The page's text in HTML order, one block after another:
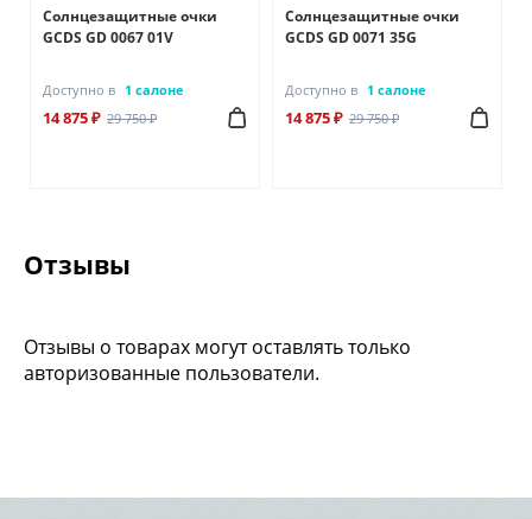
Солнцезащитные очки
GCDS GD 0067 01V
Доступно в 1 салоне
14 875 ₽ 29 750 ₽
Солнцезащитные очки
GCDS GD 0071 35G
Доступно в 1 салоне
14 875 ₽ 29 750 ₽
Отзывы
Отзывы о товарах могут оставлять только
авторизованные пользователи.